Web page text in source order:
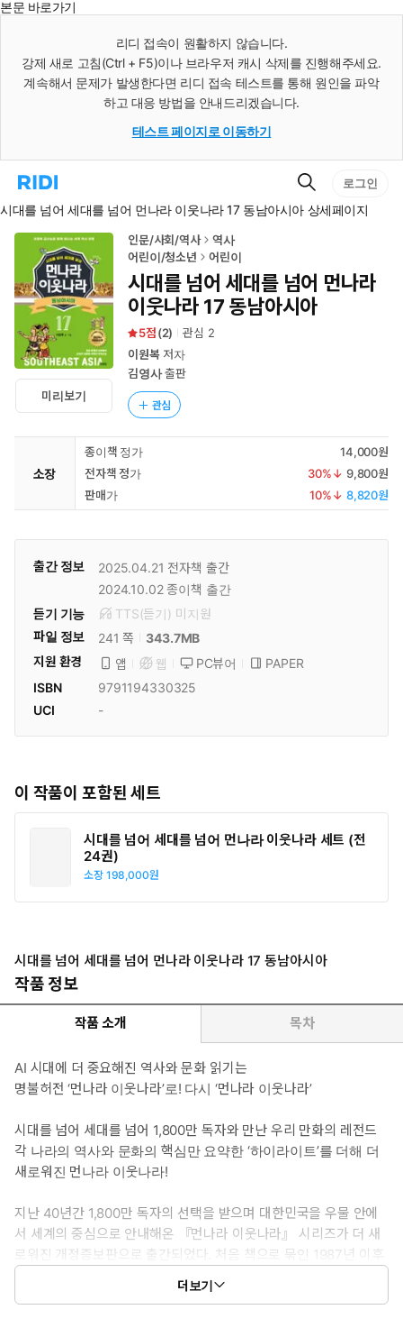
본문 바로가기
리디 접속이 원활하지 않습니다.
강제 새로 고침(Ctrl + F5)이나 브라우저 캐시 삭제를 진행해주세요.
계속해서 문제가 발생한다면 리디 접속 테스트를 통해 원인을 파악
하고 대응 방법을 안내드리겠습니다.
테스트 페이지로 이동하기
리
홈
로
검
색
로그인
시대를 넘어 세대를 넘어 먼나라 이웃나라 17 동남아시아 상세페이지
미리보기
인문/사회/역사
역사
어린이/청소년
어린이
시대를 넘어 세대를 넘어 먼나라
이웃나라 17 동남아시아
5 (2) 관심 2
이원복저자
김영사출판
관심
소장
종이책 정가
14,000원
전자책 정가
30%↓ 9,800원
판매가
10%↓ 8,820원
출간 정보 2025.04.21 전자책 출간
2024.10.02 종이책 출간
듣기 기능
TTS(듣기) 미 지원
파일 정보
241 쪽
343.7MB
지원 환경
앱 웹 PC뷰어
PAPER
ISBN
9791194330325
UCI
-
이 작품이 포함된 세트
시대를 넘어 세대를 넘어 먼나라 이웃나라 세트 (전
24권)
소장 198,000원
시대를 넘어 세대를 넘어 먼나라 이웃나라 17 동남아시아
작품 정보
작품 소개 목차
AI 시대에 더 중요해진 역사와 문화 읽기는
명불허전 ‘먼나라 이웃나라’로! 다시 ‘먼나라 이웃나라’
시대를 넘어 세대를 넘어 1,800만 독자와 만난 우리 만화의 레전드
각 나라의 역사와 문화의 핵심만 요약한 ‘하이라이트’를 더해 더
새로워진 먼나라 이웃나라!
지난 40년간 1,800만 독자의 선택을 받으며 대한민국을 우물 안에
서 세계의 중심으로 안내해온 『먼나라 이웃나라』 시리즈가 더 새
로워진 개정증보판으로 출간되었다. 처음 책으로 묶인 1987년 이후
『먼나라 이웃나라』는 변화하는 시대에 발맞추고자 수정과 보완을
거듭해왔다. 이번에 출간된 『시대를 넘어 세대를 넘어 먼나라 이웃
더보기